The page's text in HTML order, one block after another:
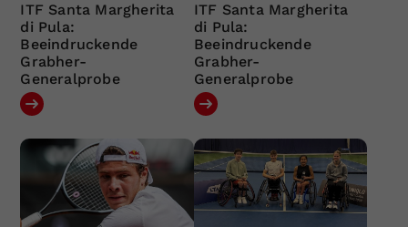
ITF Santa Margherita
di Pula:
Beeindruckende
Grabher-
Generalprobe
ITF Santa Margherita
di Pula:
Beeindruckende
Grabher-
Generalprobe